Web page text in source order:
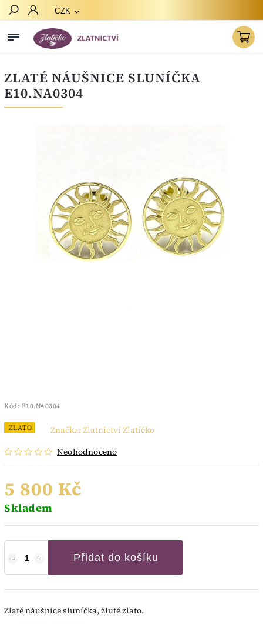
CZK
ZLATÉ NÁUŠNICE SLUNÍČKA
E10.NA0304
Kód: E10.NA0304
ZLATO
Neohodnoceno
Značka: Zlatnictví Zlatíčko
5 800 Kč
Skladem
Přidat do košíku
Zlaté náušnice sluníčka, žluté zlato.